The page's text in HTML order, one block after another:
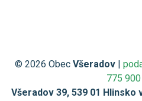
© 2026 Obec Všeradov|
775
Všeradov 39, 539 01 Hlinsko